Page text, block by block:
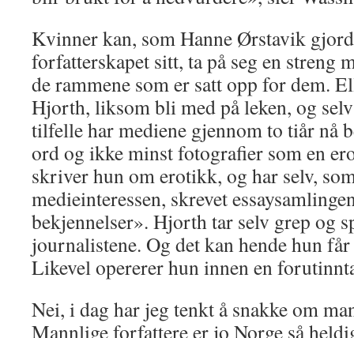
Kvinner kan, som Hanne Ørstavik
forfatterskapet sitt, ta på seg en streng
de rammene som er satt opp for dem.
Hjorth, liksom bli med på leken, og
tilfelle har mediene gjennom to tiår nå
ord og ikke minst fotografier som en
skriver hun om erotikk, og har selv,
medieinteressen, skrevet
bekjennelser». Hjorth tar selv grep og
journalistene. Og det kan hende hun
Likevel opererer hun innen en
Nei, i dag har jeg tenkt å snakke om
Mannlige forfattere er jo Norge så